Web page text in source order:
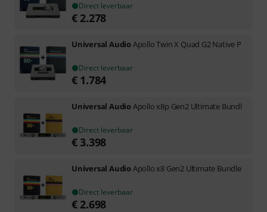
Direct leverbaar
€ 2.278
Universal AudioApollo Twin X Quad G2 Native P
Direct leverbaar
€ 1.784
Universal AudioApollo x8p Gen2 Ultimate Bundl
Direct leverbaar
€ 3.398
Universal AudioApollo x8 Gen2 Ultimate Bundle
Direct leverbaar
€ 2.698